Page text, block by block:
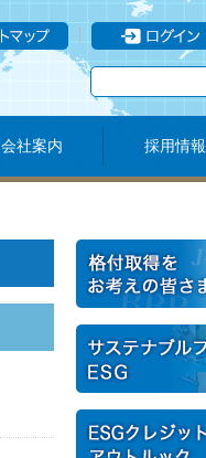
会社案内 採用情報